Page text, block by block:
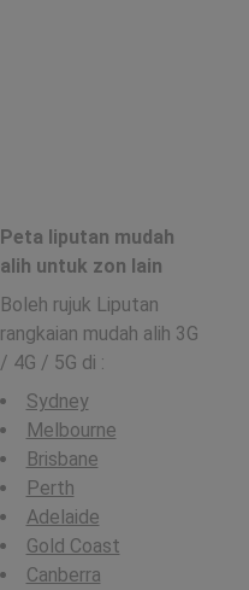
Peta liputan mudah
alih untuk zon lain
Boleh rujuk Liputan
rangkaian mudah alih 3G
/ 4G / 5G di :
Sydney
Melbourne
Brisbane
Perth
Adelaide
Gold Coast
Canberra